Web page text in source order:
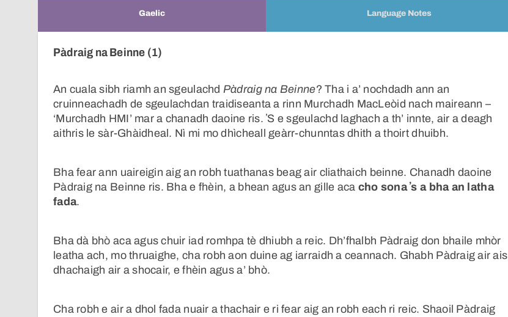
Gaelic Language Notes
Pàdraig na Beinne (1)
An cuala sibh riamh an sgeulachd Pàdraig na Beinne? Tha i a’ nochdadh ann an
cruinneachadh de sgeulachdan traidiseanta a rinn Murchadh MacLeòid nach maireann –
‘Murchadh HMI’ mar a chanadh daoine ris. ʼS e sgeulachd laghach a th’ innte, air a deagh
aithris le sàr-Ghàidheal. Nì mi mo dhìcheall geàrr-chunntas dhith a thoirt dhuibh.
Bha fear ann uaireigin aig an robh tuathanas beag air cliathaich beinne. Chanadh daoine
Pàdraig na Beinne ris. Bha e fhèin, a bhean agus an gille aca cho sona ʼs a bha an latha
fada.
Bha dà bhò aca agus chuir iad romhpa tè dhiubh a reic. Dh’fhalbh Pàdraig don bhaile mhòr
leatha ach, mo thruaighe, cha robh aon duine ag iarraidh a ceannach. Ghabh Pàdraig air ais
dhachaigh air a shocair, e fhèin agus a’ bhò.
Cha robh e air a dhol fada nuair a thachair e ri fear aig an robh each ri reic. Shaoil Pàdraig